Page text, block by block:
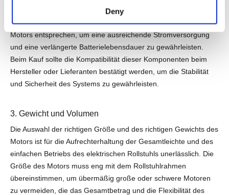
Deny
rechtzeitige Reaktion sicherzustellen. Die Spannung und
Kapazität der Batterie muss auch den Anforderungen des
Motors entsprechen, um eine ausreichende Stromversorgung
und eine verlängerte Batterielebensdauer zu gewährleisten.
Beim Kauf sollte die Kompatibilität dieser Komponenten beim
Hersteller oder Lieferanten bestätigt werden, um die Stabilität
und Sicherheit des Systems zu gewährleisten.
3. Gewicht und Volumen
Die Auswahl der richtigen Größe und des richtigen Gewichts des
Motors ist für die Aufrechterhaltung der Gesamtleichte und des
einfachen Betriebs des elektrischen Rollstuhls unerlässlich. Die
Größe des Motors muss eng mit dem Rollstuhlrahmen
übereinstimmen, um übermäßig große oder schwere Motoren
zu vermeiden, die das Gesamtbetrag und die Flexibilität des